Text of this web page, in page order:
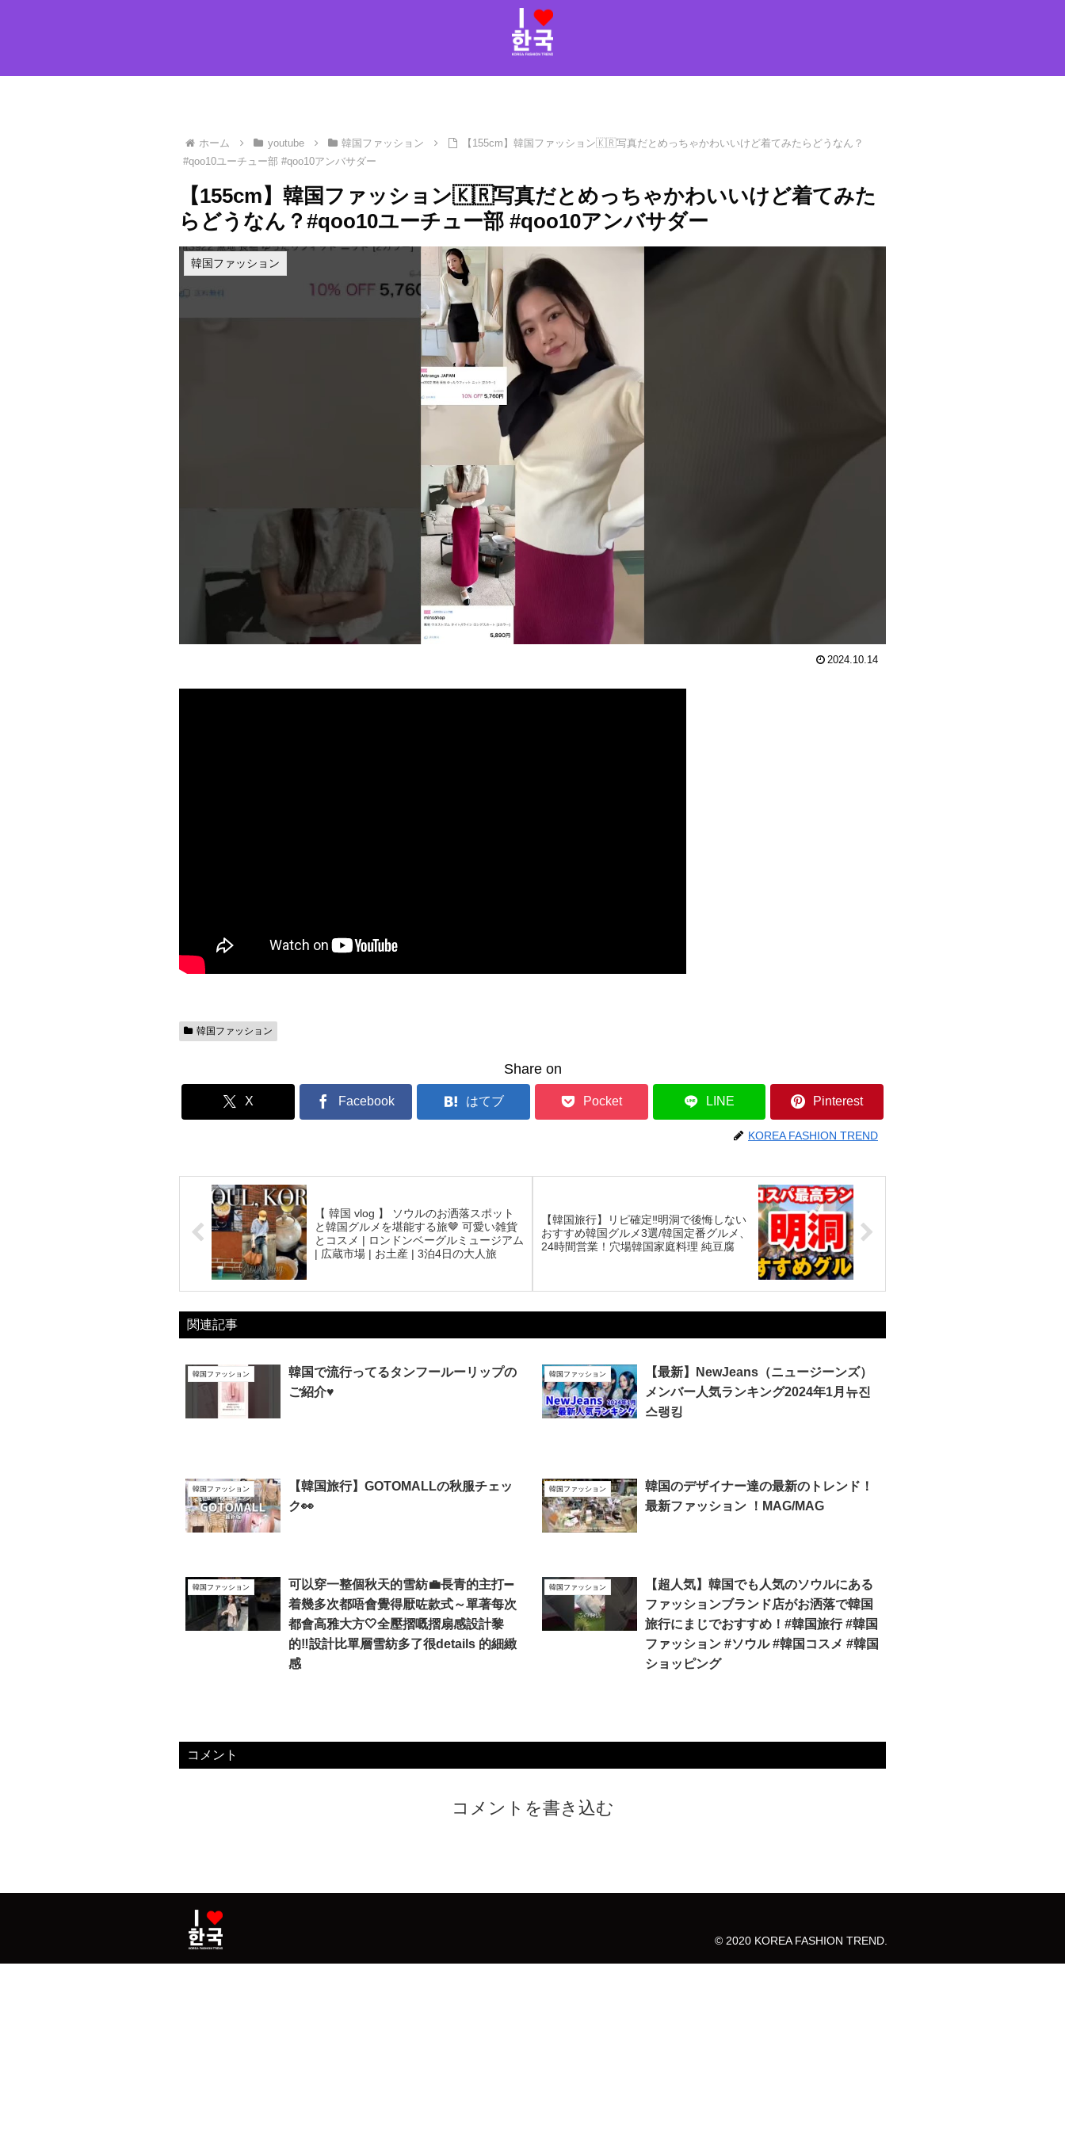
ホーム youtube 韓国ファッション
【155cm】韓国ファッション🇰🇷写真だとめっちゃかわいいけど着てみたらどうなん？
#qoo10ユーチュー部 #qoo10アンバサダー
【155cm】韓国ファッション🇰🇷写真だとめっちゃかわいいけど着てみた
らどうなん？#qoo10ユーチュー部 #qoo10アンバサダー
韓国ファッション
2024.10.14
韓国ファッション
Share on
X Facebook はてブ Pocket LINE Pinterest
KOREA FASHION TREND
【 韓国 vlog 】 ソウルのお洒落スポット
と韓国グルメを堪能する旅🤎 可愛い雑貨
とコスメ | ロンドンベーグルミュージアム
| 広蔵市場 | お土産 | 3泊4日の大人旅
【韓国旅行】リピ確定‼️明洞で後悔しない
おすすめ韓国グルメ3選/韓国定番グルメ、
24時間営業！穴場韓国家庭料理 純豆腐
関連記事
韓国ファッション
韓国で流行ってるタンフールーリップの
ご紹介♥
韓国ファッション
【最新】NewJeans（ニュージーンズ）
メンバー人気ランキング2024年1月뉴진
스랭킹
韓国ファッション
【韓国旅行】GOTOMALLの秋服チェッ
ク👀
韓国ファッション
韓国のデザイナー達の最新のトレンド！
最新ファッション ！MAG/MAG
韓国ファッション
可以穿一整個秋天的雪紡💼長青的主打➖
着幾多次都唔會覺得厭咗款式～單著每次
都會高雅大方🤍全壓摺嘅摺扇感設計黎
的‼️設計比單層雪紡多了很details 的細緻
感
韓国ファッション
【超人気】韓国でも人気のソウルにある
ファッションブランド店がお洒落で韓国
旅行にまじでおすすめ！#韓国旅行 #韓国
ファッション #ソウル #韓国コスメ #韓国
ショッピング
コメント
コメントを書き込む
© 2020 KOREA FASHION TREND.